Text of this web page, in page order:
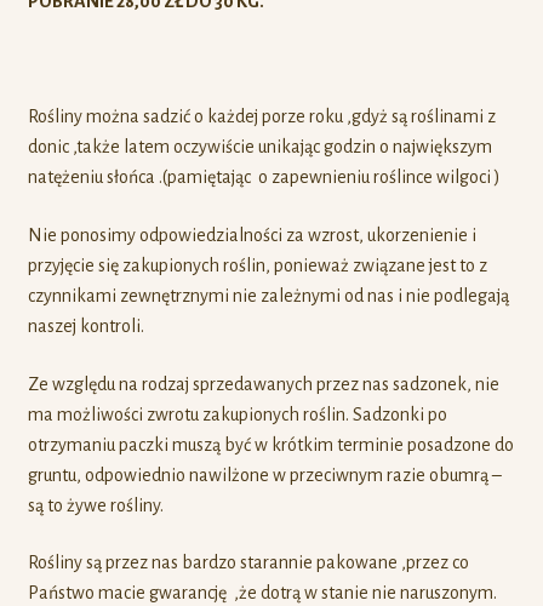
Rośliny można sadzić o każdej porze roku ,gdyż są roślinami z
donic ,także latem oczywiście unikając godzin o największym
natężeniu słońca .(pamiętając o zapewnieniu roślince wilgoci )
Nie ponosimy odpowiedzialności za wzrost, ukorzenienie i
przyjęcie się zakupionych roślin, ponieważ związane jest to z
czynnikami zewnętrznymi nie zależnymi od nas i nie podlegają
naszej kontroli.
Ze względu na rodzaj sprzedawanych przez nas sadzonek, nie
ma możliwości zwrotu zakupionych roślin. Sadzonki po
otrzymaniu paczki muszą być w krótkim terminie posadzone do
gruntu, odpowiednio nawilżone w przeciwnym razie obumrą –
są to żywe rośliny.
Rośliny są przez nas bardzo starannie pakowane ,przez co
Państwo macie gwarancję ,że dotrą w stanie nie naruszonym.